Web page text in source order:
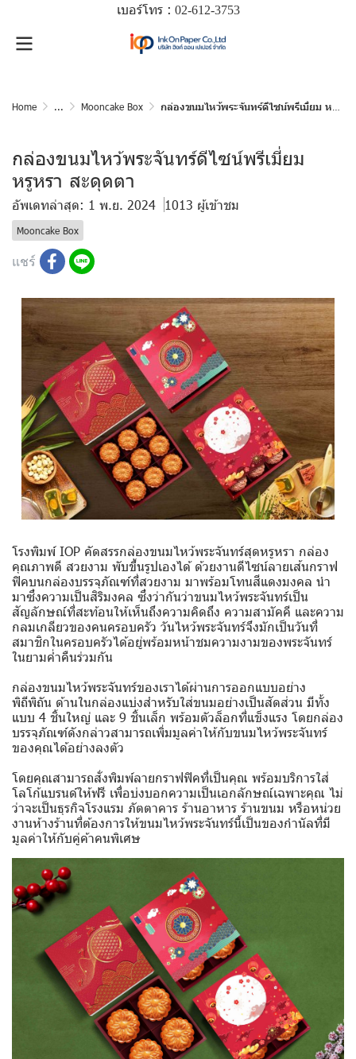
เบอร์โทร : 02-612-3753
Home ... Mooncake Box กล่องขนมไหว้พระจันทร์ดีไซน์พรีเมี่ยม หรูหรา สะดุดตา
กล่องขนมไหว้พระจันทร์ดีไซน์พรีเมี่ยม
หรูหรา สะดุดตา
อัพเดทล่าสุด: 1 พ.ย. 2024 1013 ผู้เข้าชม
Mooncake Box
แชร์
โรงพิมพ์ IOP คัดสรรกล่องขนมไหว้พระจันทร์สุดหรูหรา กล่อง
คุณภาพดี สวยงาม พับขึ้นรูปเองได้ ด้วยงานดีไซน์ลายเส้นกราฟ
ฟิคบนกล่องบรรจุภัณฑ์ที่สวยงาม มาพร้อมโทนสีแดงมงคล นำ
มาซึ่งความเป็นสิริมงคล ซึ่งว่ากันว่าขนมไหว้พระจันทร์เป็น
สัญลักษณ์ที่สะท้อนให้เห็นถึงความคิดถึง ความสามัคคี และความ
กลมเกลียวของคนครอบครัว วันไหว้พระจันทร์จึงมักเป็นวันที่
สมาชิกในครอบครัวได้อยู่พร้อมหน้าชมความงามของพระจันทร์
ในยามค่ำคืนร่วมกัน
กล่องขนมไหว้พระจันทร์ของเราได้ผ่านการออกแบบอย่าง
พิถีพิถัน ด้านในกล่องแบ่งสำหรับใส่ขนมอย่างเป็นสัดส่วน มีทั้ง
แบบ 4 ชิ้นใหญ่ และ 9 ชิ้นเล็ก พร้อมตัวล็อกที่แข็งแรง โดยกล่อง
บรรจุภัณฑ์ดังกล่าวสามารถเพิ่มมูลค่าให้กับขนมไหว้พระจันทร์
ของคุณได้อย่างลงตัว
โดยคุณสามารถสั่งพิมพ์ลายกราฟฟิคที่เป็นคุณ พร้อมบริการใส่
โลโก้แบรนด์ให้ฟรี เพื่อบ่งบอกความเป็นเอกลักษณ์เฉพาะคุณ ไม่
ว่าจะเป็นธุรกิจโรงแรม ภัตตาคาร ร้านอาหาร ร้านขนม หรือหน่วย
งานห้างร้านที่ต้องการให้ขนมไหว้พระจันทร์นี้เป็นของกำนัลที่มี
มูลค่าให้กับคู่ค้าคนพิเศษ